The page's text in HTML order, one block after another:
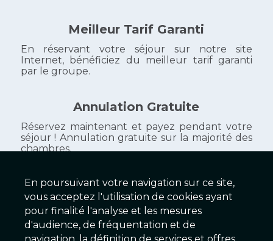
Galaxy Hôtels
279 Établissements
Meilleur Tarif Garanti
En réservant votre séjour sur notre site
Internet, bénéficiez du meilleur tarif garanti
par le groupe.
Annulation Gratuite
Réservez maintenant et payez pendant votre
séjour ! Annulation gratuite sur la majorité des
chambres.
En poursuivant votre navigation sur ce site,
vous acceptez l'utilisation de cookies ayant
pour finalité l'analyse et les mesures
d'audience, de fréquentation et de